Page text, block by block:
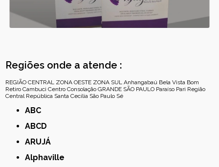
Regiões onde a atende :
REGIÃO CENTRAL ZONA OESTE ZONA SUL Anhangabaú Bela Vista Bom
Retiro Cambuci Centro Consolação GRANDE SÃO PAULO Paraíso Pari Região
Central República Santa Cecília São Paulo Sé
ABC
ABCD
ARUJÁ
Alphaville